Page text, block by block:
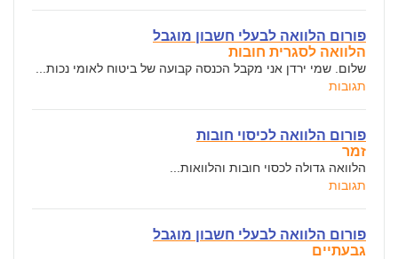
פורום הלוואה לבעלי חשבון מוגבל
הלוואה לסגרית חובות
שלום. שמי ירדן אני מקבל הכנסה קבועה של ביטוח לאומי נכות...
תגובות
פורום הלוואה לכיסוי חובות
זמר
הלוואה גדולה לכסוי חובות והלוואות...
תגובות
פורום הלוואה לבעלי חשבון מוגבל
גבעתיים